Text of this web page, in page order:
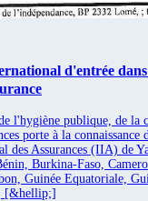
d'entrée
l'hygiène publique, de la
porte à la connaissance
des Assurances (IIA) de
Burkina-Faso,
Guinée Equatoriale,
[&hellip;]